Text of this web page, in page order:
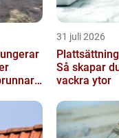
i
31 juli 2026
Så skapar
vackra ytor